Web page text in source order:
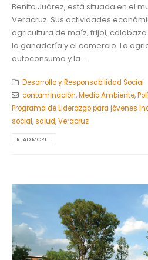
Benito Juárez, está situada en el
Veracruz. Sus actividades
agricultura de maíz, frijol,
la ganadería y el comercio. La
autoconsumo y la...
Desarrollo y Responsabilidad Social
contaminación,Medio Ambiente,
Programa de Liderazgo para jóvenes
social,salud,Veracruz
READ MORE...